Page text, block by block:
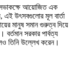
সভাকক্ষে আয়োজিত এক
এই উৎসবগুলোর মূল বার্তা
মানুষ সমান গুরুত্ব দিয়ে
বর্তমান সরকার পার্বত্য
তিনি উল্লেখ করেন।